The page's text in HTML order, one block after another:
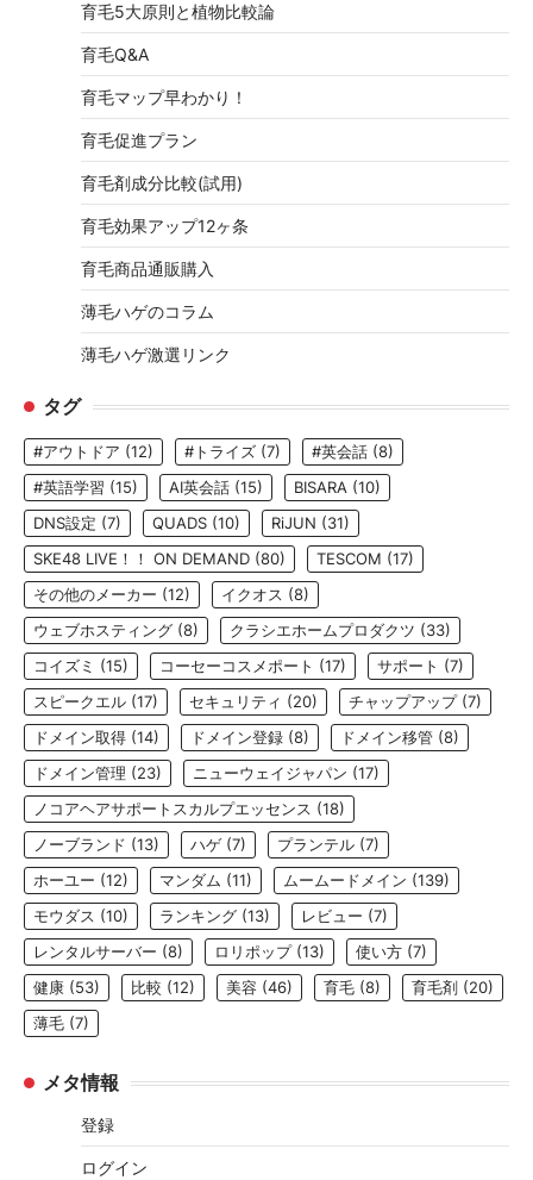
育毛5大原則と植物比較論
育毛Q&A
育毛マップ早わかり！
育毛促進プラン
育毛剤成分比較(試用)
育毛効果アップ12ヶ条
育毛商品通販購入
薄毛ハゲのコラム
薄毛ハゲ激選リンク
タグ
#アウトドア (12) #トライズ (7) #英会話 (8)
#英語学習 (15) AI英会話 (15) BISARA (10)
DNS設定 (7) QUADS (10) RiJUN (31)
SKE48 LIVE！！ ON DEMAND (80) TESCOM (17)
その他のメーカー (12) イクオス (8)
ウェブホスティング (8) クラシエホームプロダクツ (33)
コイズミ (15) コーセーコスメポート (17) サポート (7)
スピークエル (17) セキュリティ (20) チャップアップ(7)
ドメイン取得 (14) ドメイン登録 (8) ドメイン移管 (8)
ドメイン管理 (23) ニューウェイジャパン (17)
ノコアヘアサポートスカルプエッセンス (18)
ノーブランド (13) ハゲ (7) プランテル (7)
ホーユー (12) マンダム (11) ムームードメイン (139)
モウダス (10) ランキング (13) レビュー (7)
レンタルサーバー (8) ロリポップ(13) 使い方 (7)
健康 (53) 比較 (12) 美容 (46) 育毛 (8) 育毛剤 (20)
薄毛 (7)
メタ情報
登録
ログイン